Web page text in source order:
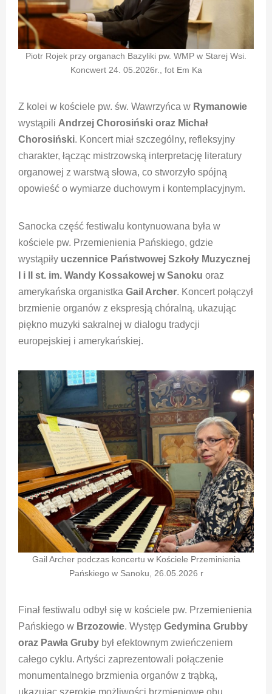
Piotr Rojek przy organach Bazyliki pw. WMP w Starej Wsi.
Koncwert 24. 05.2026r., fot Em Ka
Z kolei w kościele pw. św. Wawrzyńca w Rymanowie
wystąpili Andrzej Chorosiński oraz Michał
Chorosiński. Koncert miał szczególny, refleksyjny
charakter, łącząc mistrzowską interpretację literatury
organowej z warstwą słowa, co stworzyło spójną
opowieść o wymiarze duchowym i kontemplacyjnym.
Sanocka część festiwalu kontynuowana była w
kościele pw. Przemienienia Pańskiego, gdzie
wystąpiły uczennice Państwowej Szkoły Muzycznej
I i II st. im. Wandy Kossakowej w Sanoku oraz
amerykańska organistka Gail Archer. Koncert połączył
brzmienie organów z ekspresją chóralną, ukazując
piękno muzyki sakralnej w dialogu tradycji
europejskiej i amerykańskiej.
Gail Archer podczas koncertu w Kościele Przeminienia
Pańskiego w Sanoku, 26.05.2026 r
Finał festiwalu odbył się w kościele pw. Przemienienia
Pańskiego w Brzozowie. Występ Gedymina Grubby
oraz Pawła Gruby był efektownym zwieńczeniem
całego cyklu. Artyści zaprezentowali połączenie
monumentalnego brzmienia organów z trąbką,
ukazując szerokie możliwości brzmieniowe obu